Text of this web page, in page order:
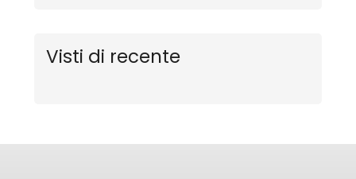
Visti di recente